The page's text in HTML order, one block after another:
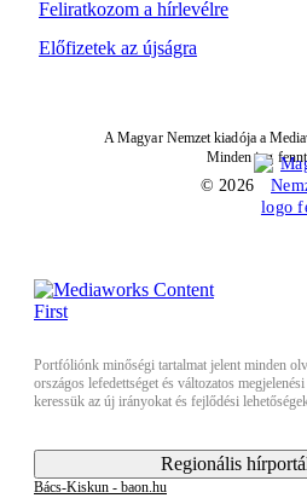
Feliratkozom a hírlevélre
Előfizetek az újságra
A Magyar Nemzet kiadója a
Minden jog
© 2026
Portfóliónk minőségi tartalmat jelent minden
országos lefedettséget és változatos
keressük az új irányokat és fejlődési
Regionális
Bács-Kiskun - baon.hu